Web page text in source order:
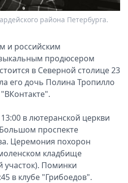
района Петербурга.
и российским
продюсером
в Северной столице 23
его дочь Полина Тропилло
в лютеранской церкви
проспекте
Церемония похорон
кладбище
участок). Поминки
в клубе "Грибоедов".